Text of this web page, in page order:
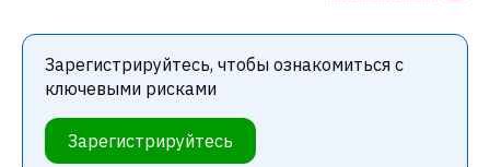
Зарегистрируйтесь, чтобы ознакомиться с
ключевыми рисками
Зарегистрируйтесь